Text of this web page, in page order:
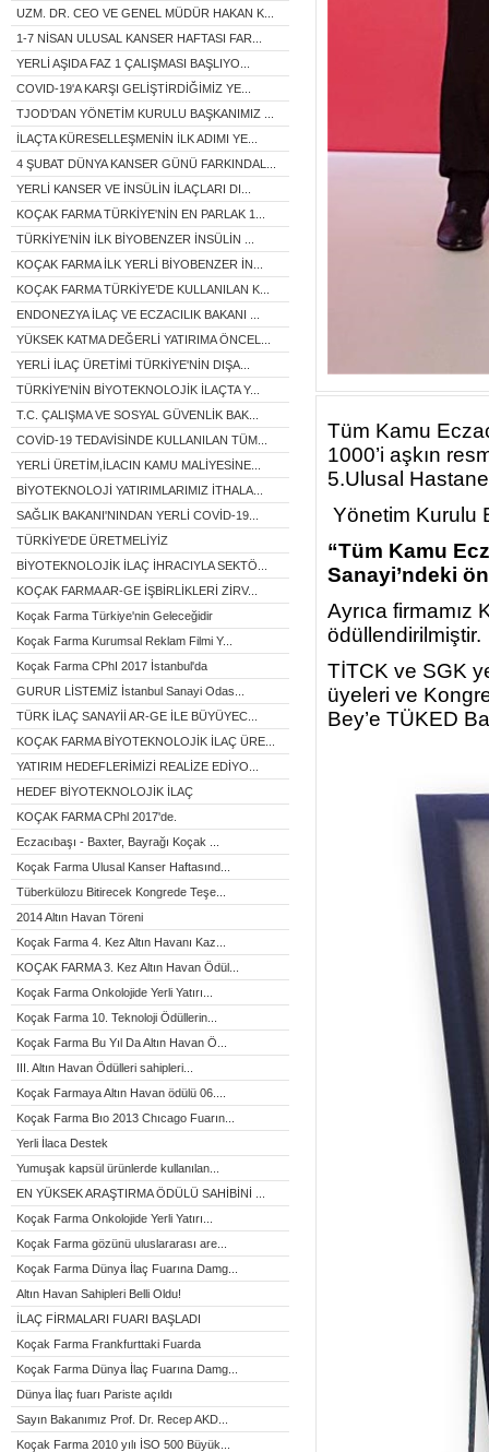
UZM. DR. CEO VE GENEL MÜDÜR HAKAN K...
1-7 NİSAN ULUSAL KANSER HAFTASI FAR...
YERLİ AŞIDA FAZ 1 ÇALIŞMASI BAŞLIYO...
COVID-19'A KARŞI GELİŞTİRDİĞİMİZ YE...
TJOD’DAN YÖNETİM KURULU BAŞKANIMIZ ...
İLAÇTA KÜRESELLEŞMENİN İLK ADIMI YE...
4 ŞUBAT DÜNYA KANSER GÜNÜ FARKINDAL...
YERLİ KANSER VE İNSÜLİN İLAÇLARI DI...
KOÇAK FARMA TÜRKİYE'NİN EN PARLAK 1...
TÜRKİYE’NİN İLK BİYOBENZER İNSÜLİN ...
KOÇAK FARMA İLK YERLİ BİYOBENZER İN...
KOÇAK FARMA TÜRKİYE’DE KULLANILAN K...
ENDONEZYA İLAÇ VE ECZACILIK BAKANI ...
YÜKSEK KATMA DEĞERLİ YATIRIMA ÖNCEL...
YERLİ İLAÇ ÜRETİMİ TÜRKİYE'NİN DIŞA...
TÜRKİYE'NİN BİYOTEKNOLOJİK İLAÇTA Y...
T.C. ÇALIŞMA VE SOSYAL GÜVENLİK BAK...
COVİD-19 TEDAVİSİNDE KULLANILAN TÜM...
YERLİ ÜRETİM,İLACIN KAMU MALİYESİNE...
BİYOTEKNOLOJİ YATIRIMLARIMIZ İTHALA...
SAĞLIK BAKANI'NINDAN YERLİ COVİD-19...
TÜRKİYE'DE ÜRETMELİYİZ
BİYOTEKNOLOJİK İLAÇ İHRACIYLA SEKTÖ...
KOÇAK FARMA AR-GE İŞBİRLİKLERİ ZİRV...
Koçak Farma Türkiye'nin Geleceğidir
Koçak Farma Kurumsal Reklam Filmi Y...
Koçak Farma CPhI 2017 İstanbul'da
GURUR LİSTEMİZ İstanbul Sanayi Odas...
TÜRK İLAÇ SANAYİİ AR-GE İLE BÜYÜYEC...
KOÇAK FARMA BİYOTEKNOLOJİK İLAÇ ÜRE...
YATIRIM HEDEFLERİMİZİ REALİZE EDİYO...
HEDEF BİYOTEKNOLOJİK İLAÇ
KOÇAK FARMA CPhl 2017'de.
Eczacıbaşı - Baxter, Bayrağı Koçak ...
Koçak Farma Ulusal Kanser Haftasınd...
Tüberkülozu Bitirecek Kongrede Teşe...
2014 Altın Havan Töreni
Koçak Farma 4. Kez Altın Havanı Kaz...
KOÇAK FARMA 3. Kez Altın Havan Ödül...
Koçak Farma Onkolojide Yerli Yatırı...
Koçak Farma 10. Teknoloji Ödüllerin...
Koçak Farma Bu Yıl Da Altın Havan Ö...
III. Altın Havan Ödülleri sahipleri...
Koçak Farmaya Altın Havan ödülü 06....
Koçak Farma Bıo 2013 Chıcago Fuarın...
Yerli İlaca Destek
Yumuşak kapsül ürünlerde kullanılan...
EN YÜKSEK ARAŞTIRMA ÖDÜLÜ SAHİBİNİ ...
Koçak Farma Onkolojide Yerli Yatırı...
Koçak Farma gözünü uluslararası are...
Koçak Farma Dünya İlaç Fuarına Damg...
Altın Havan Sahipleri Belli Oldu!
İLAÇ FİRMALARI FUARI BAŞLADI
Koçak Farma Frankfurttaki Fuarda
Koçak Farma Dünya İlaç Fuarına Damg...
Dünya İlaç fuarı Pariste açıldı
Sayın Bakanımız Prof. Dr. Recep AKD...
Koçak Farma 2010 yılı İSO 500 Büyük...
Tüm Kamu
1000’i aşkın
5.Ulusal
Yönetim Kurulu
“Tüm Kamu
Sanayi’ndeki
Ayrıca firmamız
ödüllendirilmiştir.
TİTCK ve SGK
üyeleri ve
Bey’e TÜKED